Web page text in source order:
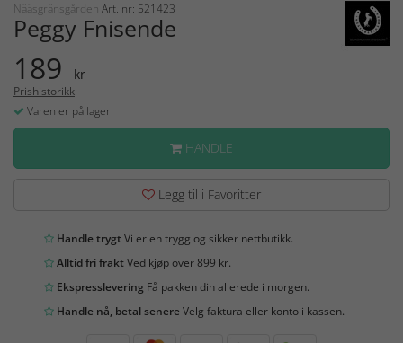
Nääsgränsgården Art. nr: 521423
Peggy Fnisende
189 kr
Prishistorikk
Varen er på lager
HANDLE
Legg til i Favoritter
Handle trygtVi er en trygg og sikker nettbutikk.
Alltid fri fraktVed kjøp over 899 kr.
Ekspresslevering Få pakken din allerede i morgen.
Handle nå, betal senereVelg faktura eller konto i kassen.